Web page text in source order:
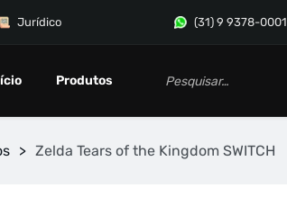
(31) 9 9378-0001
Jurídico
Produtos
> Zelda Tears of the Kingdom SWITCH